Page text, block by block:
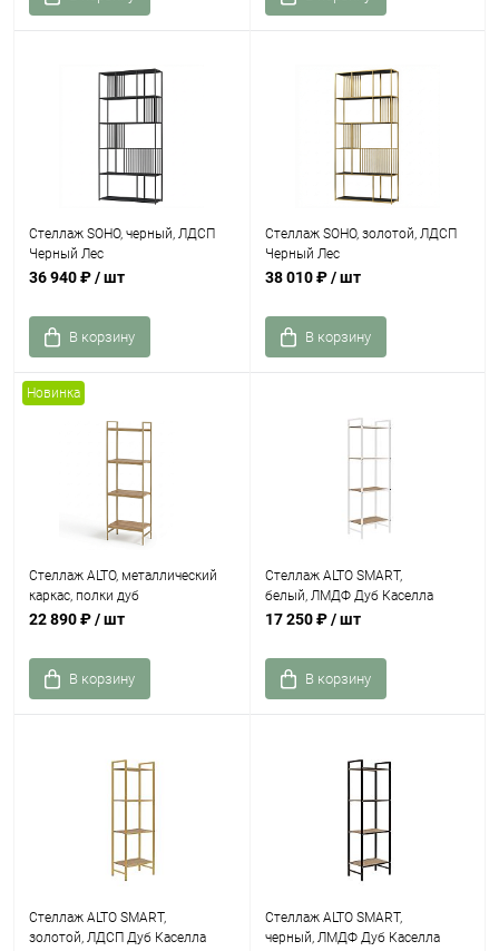
Стеллаж SOHO, черный, ЛДСП
Черный Лес
36 940 ₽/ шт
В корзину
Стеллаж SOHO, золотой, ЛДСП
Черный Лес
38 010 ₽/ шт
В корзину
Новинка
Стеллаж ALTO, металлический
каркас, полки дуб
22 890 ₽/ шт
В корзину
Стеллаж ALTO SMART,
белый, ЛМДФ Дуб Каселла
17 250 ₽/ шт
В корзину
Стеллаж ALTO SMART,
золотой, ЛДСП Дуб Каселла
Стеллаж ALTO SMART,
черный, ЛМДФ Дуб Каселла